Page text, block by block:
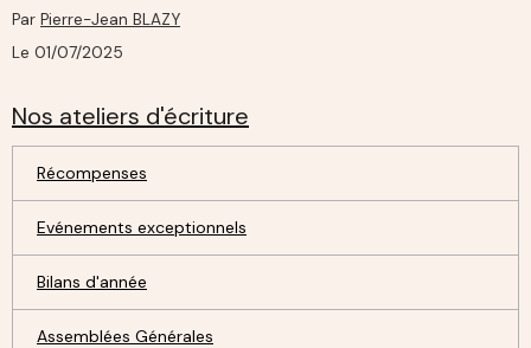
Par Pierre-Jean BLAZY
Le 01/07/2025
Nos ateliers d'écriture
Récompenses
Evénements exceptionnels
Bilans d'année
Assemblées Générales